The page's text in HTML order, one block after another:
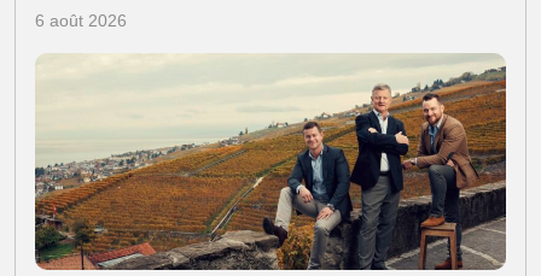
6 août 2026